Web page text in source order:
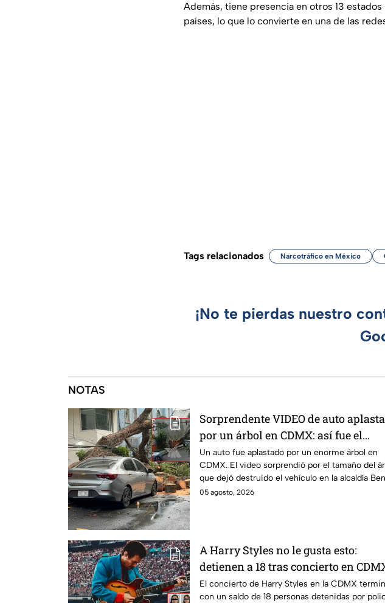
Además, tiene presencia en otros 13
países, lo que lo convierte en una de las
Tags relacionados Narcotráfico en México
¡No te pierdas nuestro
NOTAS
Sorprendente VIDEO de auto
por un árbol en CDMX: así fue el
momento exacto
Un auto fue aplastado por un enorme árbol en
CDMX. El video sorprendió por el tamaño del
que dejó destruido el vehículo en la alcaldía
Juárez.
05 agosto, 2026
A Harry Styles no le gusta esto:
detienen a 18 tras concierto en
El concierto de Harry Styles en la CDMX
con un saldo de 18 personas detenidas por